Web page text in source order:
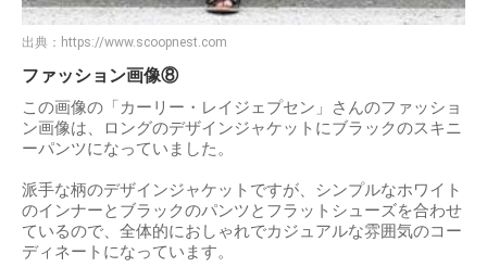
出典： https://www.scoopnest.com
ファッション画像⑧
この画像の「カーリー・レイジェプセン」さんのファッショ
ン画像は、ロングのデザインジャケットにブラックのスキニ
ーパンツになっていました。
派手な柄のデザインジャケットですが、シンプルなホワイト
のインナーとブラックのパンツとフラットシューズを合わせ
ているので、全体的におしゃれでカジュアルな雰囲気のコー
ディネートになっています。